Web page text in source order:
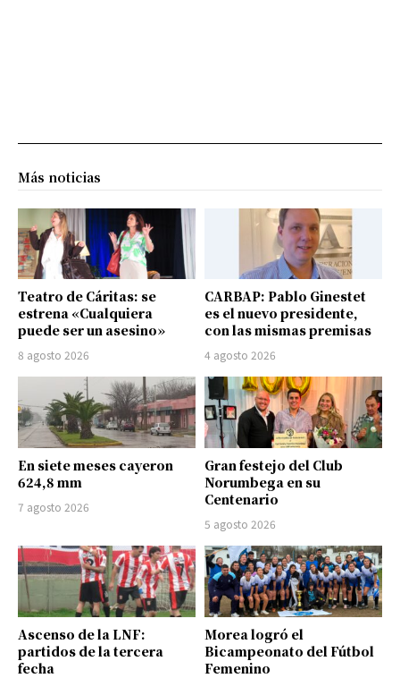
Más noticias
Teatro de Cáritas: se
estrena «Cualquiera
puede ser un asesino»
8 agosto 2026
CARBAP: Pablo Ginestet
es el nuevo presidente,
con las mismas premisas
4 agosto 2026
En siete meses cayeron
624,8 mm
7 agosto 2026
Gran festejo del Club
Norumbega en su
Centenario
5 agosto 2026
Ascenso de la LNF:
partidos de la tercera
fecha
Morea logró el
Bicampeonato del Fútbol
Femenino